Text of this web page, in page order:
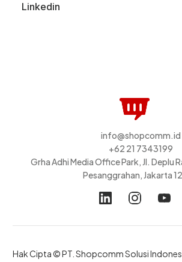
Linkedin
info@shopcomm.id
+62 21 7343199
Grha Adhi Media Office Park, Jl. Deplu
Pesanggrahan, Jakarta
Hak Cipta © PT. Shopcomm Solusi